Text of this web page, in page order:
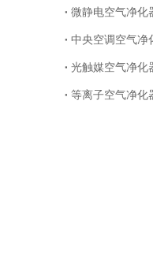
光触媒空气净化
等离子空气净化